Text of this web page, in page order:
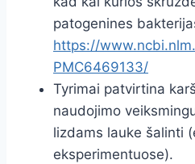
patogenines
https://
PMC6469133/
Tyrimai patvirtina
naudojimo
lizdams lauke šalinti
eksperimentuose).